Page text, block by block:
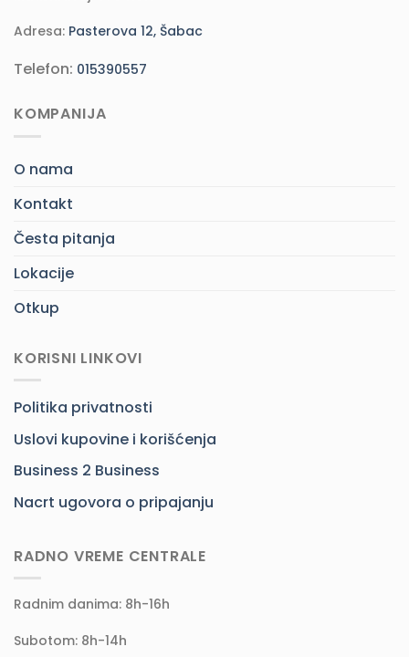
Adresa: Pasterova 12, Šabac
Telefon: 015390557
KOMPANIJA
O nama
Kontakt
Česta pitanja
Lokacije
Otkup
KORISNI LINKOVI
Politika privatnosti
Uslovi kupovine i korišćenja
Business 2 Business
Nacrt ugovora o pripajanju
RADNO VREME CENTRALE
Radnim danima: 8h-16h
Subotom: 8h-14h